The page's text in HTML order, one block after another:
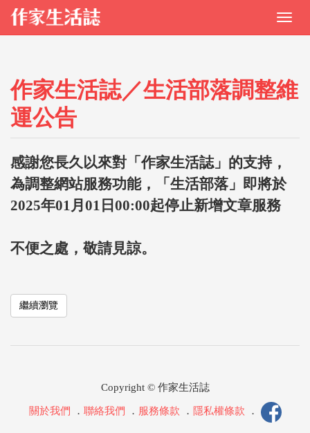
作家生活誌／生活部落調整維
運公告
感謝您長久以來對「作家生活誌」的支持，
為調整網站服務功能，「生活部落」即將於
2025年01月01日00:00起停止新增文章服務
不便之處，敬請見諒。
繼續瀏覽
Copyright © 作家生活誌
關於我們 ． 聯絡我們 ． 服務條款 ． 隱私權條款 ．